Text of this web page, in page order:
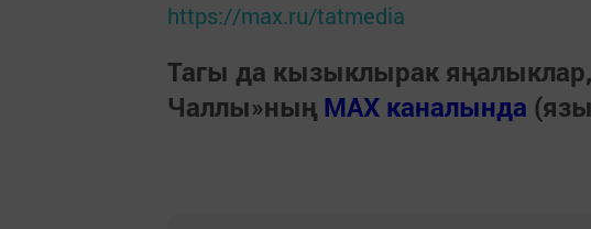
https://max.ru/tatmedia
Тагы да кызыклырак
Чаллы»ның MAX каналында